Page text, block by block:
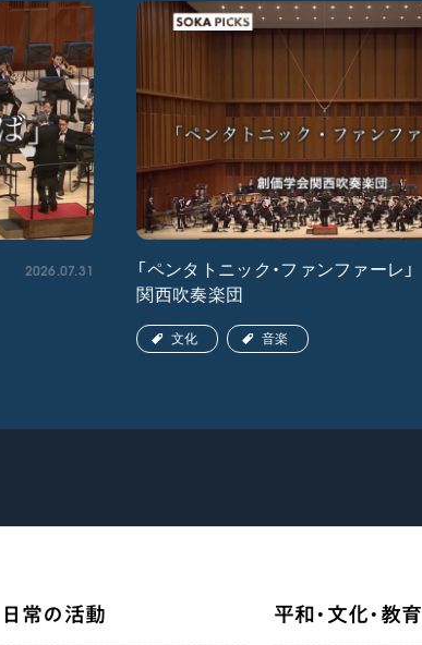
2026.07.31
「ペンタトニック・ファンファーレ」
関西吹奏楽団
文化 音楽
日常の活動 平和・文化・教育